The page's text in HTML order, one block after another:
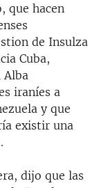
que hacen
de Insulza
Cuba,
Alba
iraníes a
y que
existir una
dijo que las